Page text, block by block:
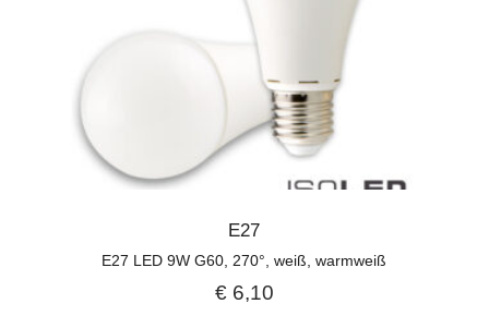
E27
E27 LED 9W G60, 270°, weiß, warmweiß
€6,10